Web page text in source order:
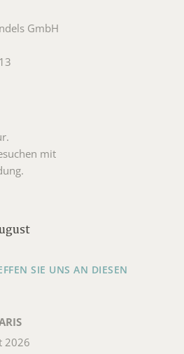
GmbH
mit
SIE UNS AN DIESEN
2026